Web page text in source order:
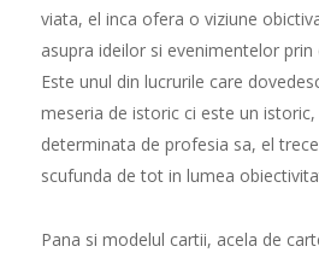
viata, el inca ofera o viziune
asupra ideilor si evenimentelor
Este unul din lucrurile care
meseria de istoric ci este un
determinata de profesia sa, el
scufunda de tot in lumea
Pana si modelul cartii, acela de